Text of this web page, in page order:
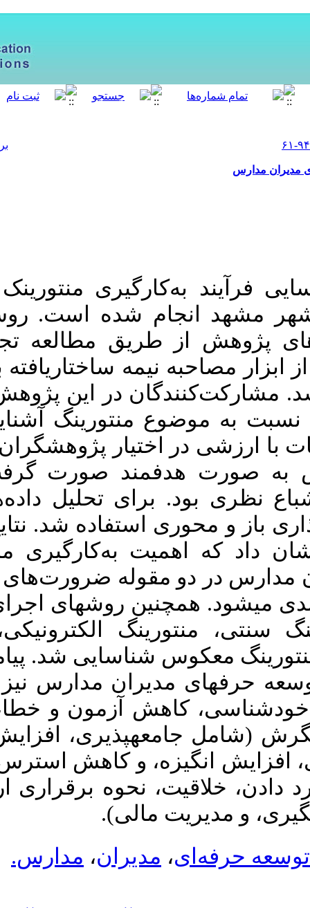
در توسعه
روش پژوهش
تجربه زیسته
مدیران مدارس با استفاده از ابزار مصاحبه نیمه ساختاریافته با 22 نفر از
شامل آن
و تجربه
قرار دهند.
و معیار
از روش
نتایج حاصل از
منتورینگ در
سازمانی و
منتورینگ
منتورینگ
و نتایج
عبارتند از:
خطا، و شناخت
اعتماد به
و ارتقای
مهارت (شامل نحوه بازخورد دادن، خلاقیت، نحوه برقراری ارتباط با ذی­
Download citation:
BibTeX|RIS|EndNote|
| ProCite
Reference
Manager | RefWorks
Send citation to:
Mendeley
Zotero
RefWorks
Safdari N, Ghorooneh D. The
process of using mentoring in the
professional development of
school principals. MEO 2022; 10
(4) :61-94
URL:
http://journalieaa.ir/article-
1-330-fa.html
صفدری نرگس، قرونه داود.
شناسایی فرآیند به‌کارگیری
منتورینگ در توسعه حرفه‌ای
مدیران مدارس. نشریه مديريت
بر آموزش سازمانها. ۱۴۰۰; ۱۰
URL:
http://journalieaa.ir/article-۱-۳۳۰-
fa.html